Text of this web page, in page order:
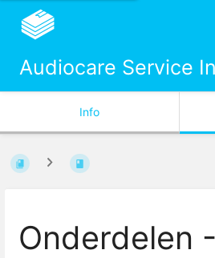
Audiocare Service
Info
Onderdelen